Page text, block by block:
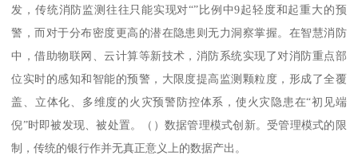
发，传统消防监测往往只能实现对“”比例中9起轻度和起重大的预
警，而对于分布密度更高的潜在隐患则无力洞察掌握。在智慧消防
中，借助物联网、云计算等新技术，消防系统实现了对消防重点部
位实时的感知和智能的预警，大限度提高监测颗粒度，形成了全覆
盖、立体化、多维度的火灾预警防控体系，使火灾隐患在“初见端
倪”时即被发现、被处置。（）数据管理模式创新。受管理模式的限
制，传统的银行作并无真正意义上的数据产出。